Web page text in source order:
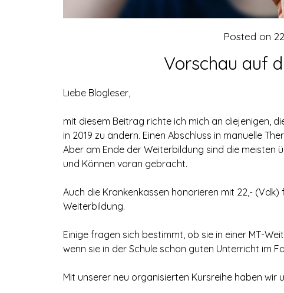
Vorschau auf
Posted on
Liebe Blogleser,
mit diesem Beitrag richte ich mich an diejenigen,
in 2019 zu ändern. Einen Abschluss in manuelle
Aber am Ende der Weiterbildung sind die meisten
und Können voran gebracht.
Auch die Krankenkassen honorieren mit 22,- (Vdk)
Weiterbildung.
Einige fragen sich bestimmt, ob sie in einer MT-
wenn sie in der Schule schon guten Unterricht im
Mit unserer neu organisierten Kursreihe haben